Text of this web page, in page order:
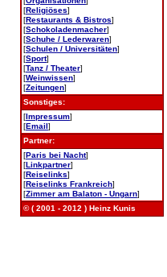
[Religiöses]
[Restaurants & Bistros]
[Schokoladenmacher]
[Schuhe / Lederwaren]
[Schulen / Universitäten]
[Sport]
[Tanz / Theater]
[Weinwissen]
[Zeitungen]
Sonstiges:
[Impressum]
[Email]
Partner:
[Paris bei Nacht]
[Linkpartner]
[Reiselinks]
[Reiselinks Frankreich]
[Zimmer am Balaton - Ungarn]
© ( 2001 - 2012 ) Heinz Kunis